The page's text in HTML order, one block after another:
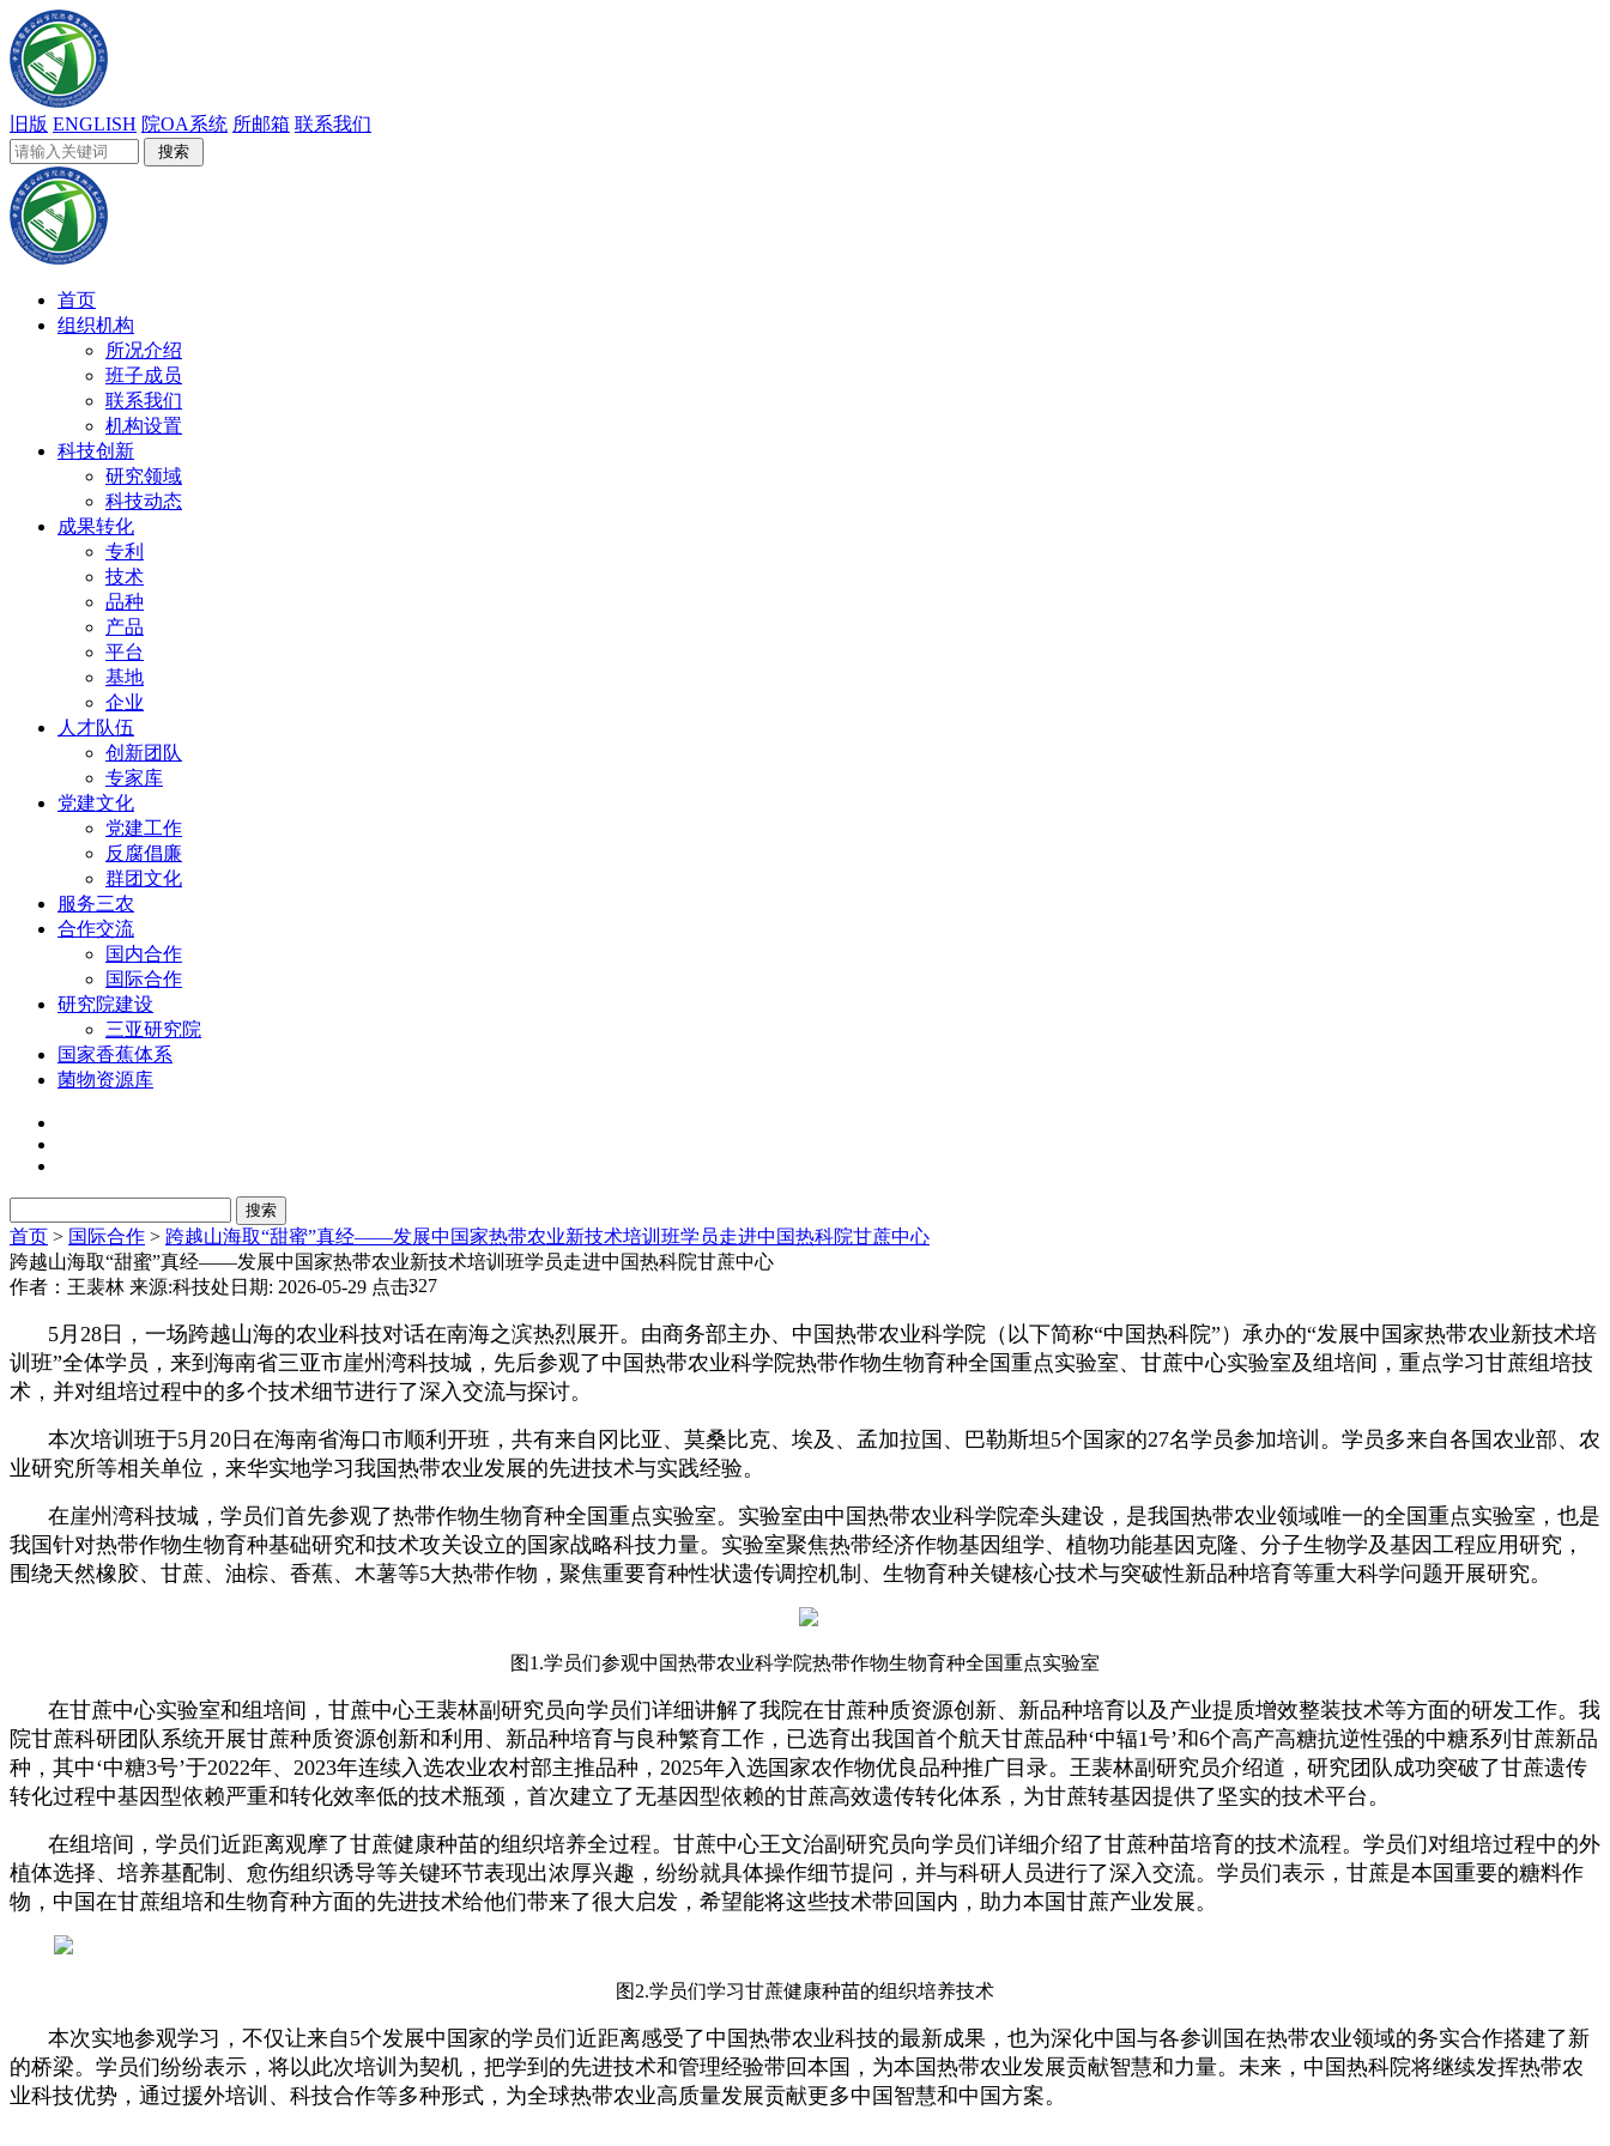
旧版 ENGLISH 院OA系统 所邮箱 联系我们
首页
组织机构
所况介绍
班子成员
联系我们
机构设置
科技创新
研究领域
科技动态
成果转化
专利
技术
品种
产品
平台
基地
企业
人才队伍
创新团队
专家库
党建文化
党建工作
反腐倡廉
群团文化
服务三农
合作交流
国内合作
国际合作
研究院建设
三亚研究院
国家香蕉体系
菌物资源库
首页 > 国际合作 > 跨越山海取“甜蜜”真经——发展中国家热带农业新技术培训班学员走进中国热科院甘蔗中心
跨越山海取“甜蜜”真经——发展中国家热带农业新技术培训班学员走进中国热科院甘蔗中心
作者：王裴林 来源:科技处 日期: 2026-05-29 点击:327
5月28日，一场跨越山海的农业科技对话在南海之滨热烈展开。由商务部主办、中国热带农业科学院（以下简称“中国热科院”）承办的“发展中国家热带农业新技术培
训班”全体学员，来到海南省三亚市崖州湾科技城，先后参观了中国热带农业科学院热带作物生物育种全国重点实验室、甘蔗中心实验室及组培间，重点学习甘蔗组培技
术，并对组培过程中的多个技术细节进行了深入交流与探讨。
本次培训班于5月20日在海南省海口市顺利开班，共有来自冈比亚、莫桑比克、埃及、孟加拉国、巴勒斯坦5个国家的27名学员参加培训。学员多来自各国农业部、农
业研究所等相关单位，来华实地学习我国热带农业发展的先进技术与实践经验。
在崖州湾科技城，学员们首先参观了热带作物生物育种全国重点实验室。实验室由中国热带农业科学院牵头建设，是我国热带农业领域唯一的全国重点实验室，也是
我国针对热带作物生物育种基础研究和技术攻关设立的国家战略科技力量。实验室聚焦热带经济作物基因组学、植物功能基因克隆、分子生物学及基因工程应用研究，
围绕天然橡胶、甘蔗、油棕、香蕉、木薯等5大热带作物，聚焦重要育种性状遗传调控机制、生物育种关键核心技术与突破性新品种培育等重大科学问题开展研究。
图1.学员们参观中国热带农业科学院热带作物生物育种全国重点实验室
在甘蔗中心实验室和组培间，甘蔗中心王裴林副研究员向学员们详细讲解了我院在甘蔗种质资源创新、新品种培育以及产业提质增效整装技术等方面的研发工作。我
院甘蔗科研团队系统开展甘蔗种质资源创新和利用、新品种培育与良种繁育工作，已选育出我国首个航天甘蔗品种‘中辐1号’和6个高产高糖抗逆性强的中糖系列甘蔗新品
种，其中‘中糖3号’于2022年、2023年连续入选农业农村部主推品种，2025年入选国家农作物优良品种推广目录。王裴林副研究员介绍道，研究团队成功突破了甘蔗遗传
转化过程中基因型依赖严重和转化效率低的技术瓶颈，首次建立了无基因型依赖的甘蔗高效遗传转化体系，为甘蔗转基因提供了坚实的技术平台。
在组培间，学员们近距离观摩了甘蔗健康种苗的组织培养全过程。甘蔗中心王文治副研究员向学员们详细介绍了甘蔗种苗培育的技术流程。学员们对组培过程中的外
植体选择、培养基配制、愈伤组织诱导等关键环节表现出浓厚兴趣，纷纷就具体操作细节提问，并与科研人员进行了深入交流。学员们表示，甘蔗是本国重要的糖料作
物，中国在甘蔗组培和生物育种方面的先进技术给他们带来了很大启发，希望能将这些技术带回国内，助力本国甘蔗产业发展。
图2.学员们学习甘蔗健康种苗的组织培养技术
本次实地参观学习，不仅让来自5个发展中国家的学员们近距离感受了中国热带农业科技的最新成果，也为深化中国与各参训国在热带农业领域的务实合作搭建了新
的桥梁。学员们纷纷表示，将以此次培训为契机，把学到的先进技术和管理经验带回本国，为本国热带农业发展贡献智慧和力量。未来，中国热科院将继续发挥热带农
业科技优势，通过援外培训、科技合作等多种形式，为全球热带农业高质量发展贡献更多中国智慧和中国方案。